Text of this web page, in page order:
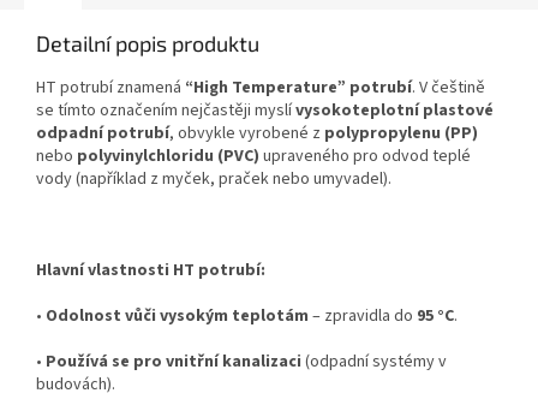
Detailní popis produktu
HT potrubí znamená “High Temperature” potrubí. V češtině
se tímto označením nejčastěji myslívysokoteplotní plastové
odpadní potrubí, obvykle vyrobené z polypropylenu (PP)
nebo polyvinylchloridu (PVC) upraveného pro odvod teplé
vody (například z myček, praček nebo umyvadel).
Hlavní vlastnosti HT potrubí:
• Odolnost vůči vysokým teplotám – zpravidla do 95 °C.
• Používá se pro vnitřní kanalizaci (odpadní systémy v
budovách).